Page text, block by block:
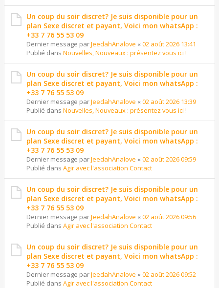
Un coup du soir discret? Je suis disponible pour un
plan Sexe discret et payant, Voici mon whatsApp :
+33 7 76 55 53 09
Dernier message parJeedahAnalove « 02 août 2026 13:41
Publié dans Nouvelles, Nouveaux : présentez vous ici !
Un coup du soir discret? Je suis disponible pour un
plan Sexe discret et payant, Voici mon whatsApp :
+33 7 76 55 53 09
Dernier message parJeedahAnalove « 02 août 2026 13:39
Publié dans Nouvelles, Nouveaux : présentez vous ici !
Un coup du soir discret? Je suis disponible pour un
plan Sexe discret et payant, Voici mon whatsApp :
+33 7 76 55 53 09
Dernier message parJeedahAnalove « 02 août 2026 09:59
Publié dans Agir avec l'association Contact
Un coup du soir discret? Je suis disponible pour un
plan Sexe discret et payant, Voici mon whatsApp :
+33 7 76 55 53 09
Dernier message parJeedahAnalove « 02 août 2026 09:56
Publié dans Agir avec l'association Contact
Un coup du soir discret? Je suis disponible pour un
plan Sexe discret et payant, Voici mon whatsApp :
+33 7 76 55 53 09
Dernier message parJeedahAnalove « 02 août 2026 09:52
Publié dans Agir avec l'association Contact